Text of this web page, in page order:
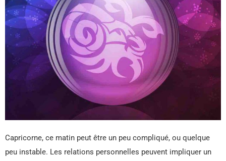
Capricorne, ce matin peut être un peu compliqué, ou quelque
peu instable. Les relations personnelles peuvent impliquer un